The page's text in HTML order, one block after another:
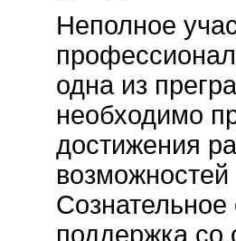
Неполное
одна из
необходимо
достижения
Сознательное
поддержка со